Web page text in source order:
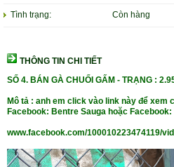
Tình trạng: Còn hàng
THÔNG TIN CHI TIẾT
SỐ 4. BÁN GÀ CHUỐI GẤM - TRẠNG :
Mô tả : anh em click vào link này để
Facebook: Bentre Sauga hoặc Facebook:
www.facebook.com/100010223474119/